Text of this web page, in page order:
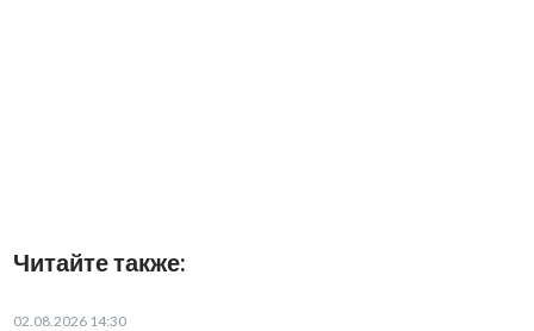
Читайте также:
02.08.2026 14:30